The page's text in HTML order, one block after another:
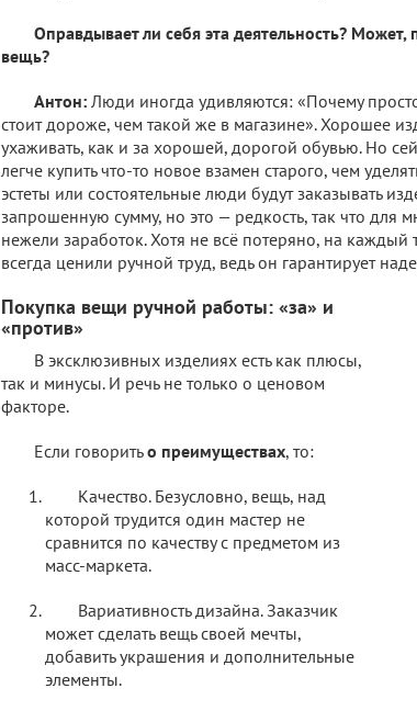
Оправдывает ли себя эта деятельность?
вещь?
Антон: Люди иногда удивляются: «Почему
стоит дороже, чем такой же в магазине». Хорошее
ухаживать, как и за хорошей, дорогой обувью. Но
легче купить что-то новое взамен старого, чем
эстеты или состоятельные люди будут заказывать
запрошенную сумму, но это — редкость, так что для
нежели заработок. Хотя не всё потеряно, на каждый
всегда ценили ручной труд, ведь он гарантирует
Покупка вещи ручной работы: «за» и
«против»
В эксклюзивных изделиях есть как плюсы,
так и минусы. И речь не только о ценовом
факторе.
Если говоритьо преимуществах, то:
Качество. Безусловно, вещь, над
которой трудится один мастер не
сравнится по качеству с предметом из
масс-маркета.
Вариативность дизайна. Заказчик
может сделать вещь своей мечты,
добавить украшения и дополнительные
элементы.